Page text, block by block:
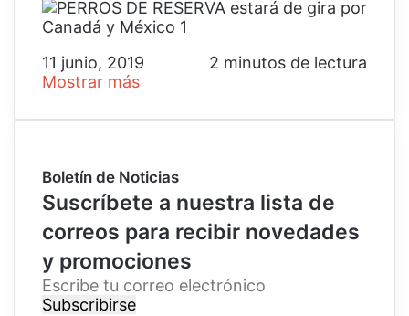
11 junio, 2019
2 minutos de lectura
Mostrar más
Boletín de Noticias
Suscríbete a nuestra lista de
correos para recibir novedades
y promociones
E
s